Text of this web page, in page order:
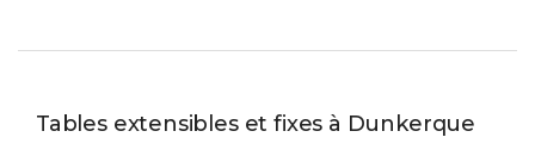
Tables extensibles et fixes à Dunkerque